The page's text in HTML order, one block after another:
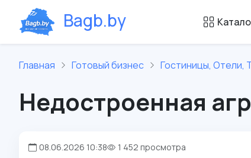
Bagb.by
Главная Готовый бизнес Гостиницы, Отели,
Недостроенная
08.06.2026 10:38 1 452 просмотра